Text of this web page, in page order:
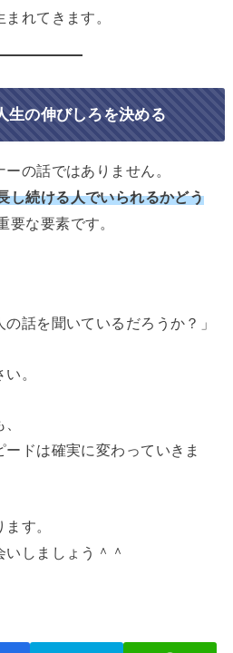
れてきます。
生の伸びしろを決める
の話ではありません。
し続ける人でいられるかどう
な要素です。
の話を聞いているだろうか？」
。
ドは確実に変わっていきま
す。
しましょう＾＾